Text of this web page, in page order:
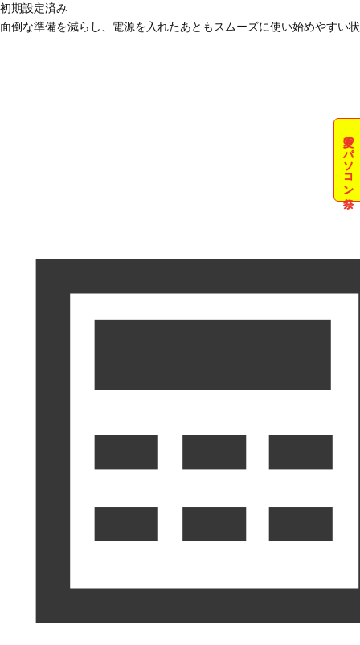
夏のパソコン祭
初期設定済み
面倒な準備を減らし、電源を入れたあともスムーズに使い始めやすい